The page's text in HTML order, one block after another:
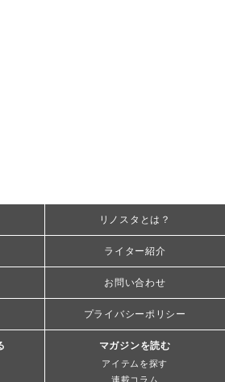
リノスタとは？
ライター紹介
お問い合わせ
プライバシーポリシー
マガジンを読む
アイテムを探す
連載コラム